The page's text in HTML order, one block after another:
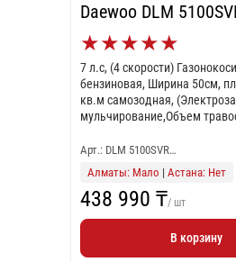
Daewoo DLM
★★★★★
7 л.с, (4 скорости)
бензиновая, Ширина 50см,
кв.м самозодная,
мульчирование,Объем
Арт.: DLM 5100SVR…
Алматы: Мало | Астана: Нет
438 990 ₸/ шт
В корзину